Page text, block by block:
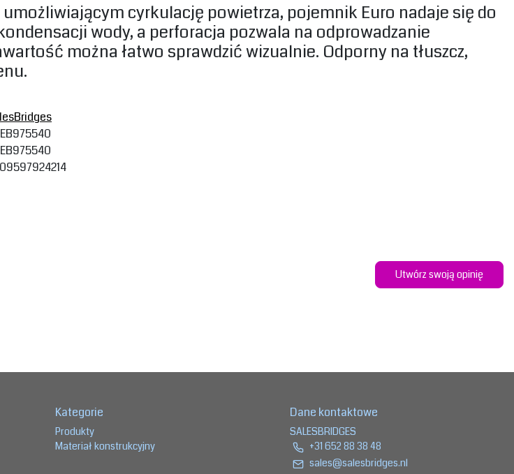
cyrkulację powietrza, pojemnik Euro nadaje się do
wody, a perforacja pozwala na odprowadzanie
można łatwo sprawdzić wizualnie. Odporny na tłuszcz,
Utwórz swoją opinię
Kategorie
Produkty
Materiał konstrukcyjny
Dane kontaktowe
SALESBRIDGES
+31 652 88 38 48
sales@salesbridges.nl